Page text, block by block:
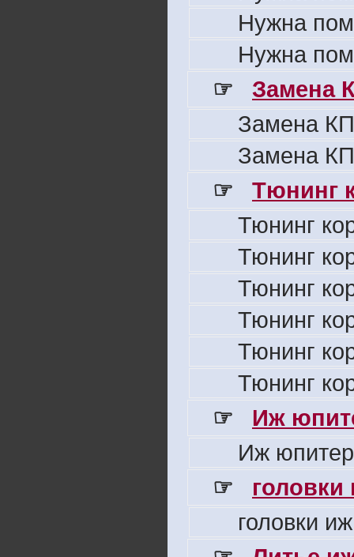
Нужна
Нужна
☞
Замена
Замена
Замена
☞
Тюнинг
Тюнинг
Тюнинг
Тюнинг
Тюнинг
Тюнинг
Тюнинг
☞
Иж
Иж
☞
головки